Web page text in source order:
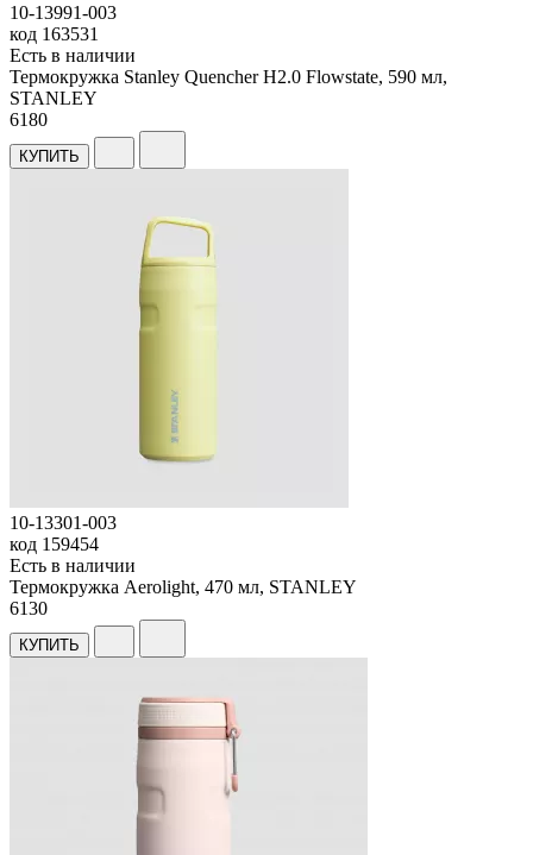
10-13991-003
код 163531
Есть в наличии
Термокружка Stanley Quencher H2.0 Flowstate, 590 мл,
STANLEY
6180
КУПИТЬ
10-13301-003
код 159454
Есть в наличии
Термокружка Aerolight, 470 мл, STANLEY
6130
КУПИТЬ